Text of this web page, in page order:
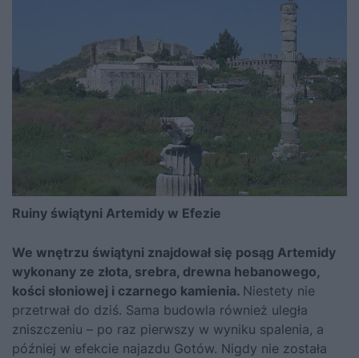
Ruiny świątyni Artemidy w Efezie
We wnętrzu świątyni znajdował się posąg Artemidy
wykonany ze złota, srebra, drewna hebanowego,
kości słoniowej i czarnego kamienia. Niestety nie
przetrwał do dziś. Sama budowla również uległa
zniszczeniu – po raz pierwszy w wyniku spalenia, a
później w efekcie najazdu Gotów. Nigdy nie została